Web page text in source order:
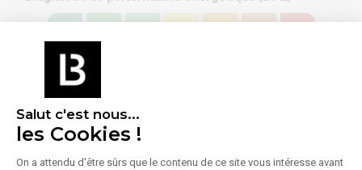
Salut c'est nous...
les Cookies !
On a attendu d'être sûrs que le contenu de ce site vous intéresse avant
Consommation (énergie primaire) :
Indice d'émission de gaz à effet de serre (GES)
Émissions :Non communiqué